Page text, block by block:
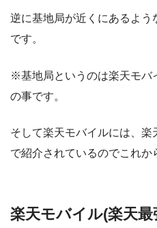
逆に基地局が近くにあるよ
です。
※基地局というのは楽天モバ
の事です。
そして楽天モバイルには、
で紹介されているのでこれか
楽天モバイル(楽天